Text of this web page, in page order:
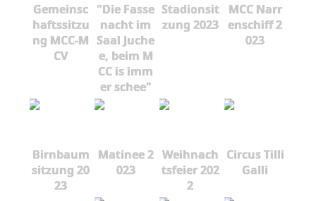
Gemeinsc
haftssitzu
ng MCC-M
CV
"Die Fasse
nacht im
Saal Juche
e, beim M
CC is imm
er schee"
Stadionsit
zung 2023
MCC Narr
enschiff 2
023
Birnbaum
sitzung 20
23
Matinee 2
023
Weihnach
tsfeier 202
2
Circus Tilli
Galli